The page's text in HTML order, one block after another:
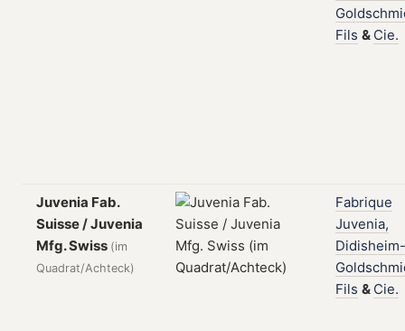
Fils & Cie.
Juvenia Fab.
Suisse / Juvenia
Mfg. Swiss (im
Quadrat/Achteck)
Fabrique
Juvenia,
Didisheim-
Fils & Cie.